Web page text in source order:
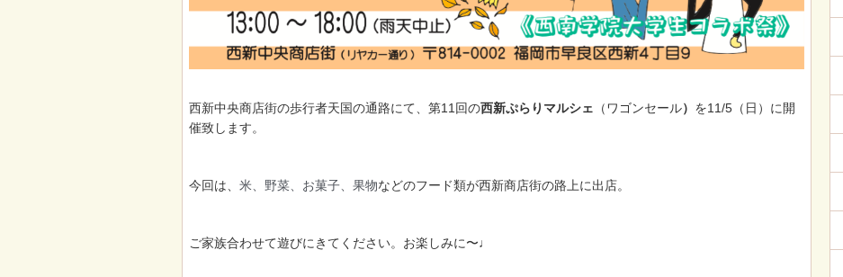
西新中央商店街の歩行者天国の通路にて、第11回の西新ぷらりマルシェ （ワゴンセール） を11/5（日）に開
催致します。
今回は、 米、野菜、お菓子、果物などのフード類が西新商店街の路上に出店。
ご家族合わせて遊びにきてください。お楽しみに〜♩